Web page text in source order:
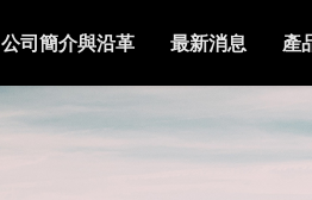
公司簡介與沿革 最新消息 產